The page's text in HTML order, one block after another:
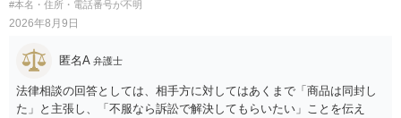
否かにより結論が分かれます。
#本名・住所・電話番号が不明
2026年8月9日
匿名A 弁護士
法律相談の回答としては、相手方に対してはあくまで「商品は同封し
た」と主張し、「不服なら訴訟で解決してもらいたい」ことを伝え